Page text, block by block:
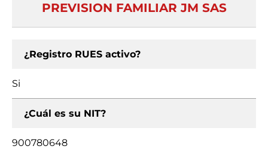
PREVISION FAMILIAR JM SAS
¿Registro RUES activo?
Si
¿Cuál es su NIT?
900780648